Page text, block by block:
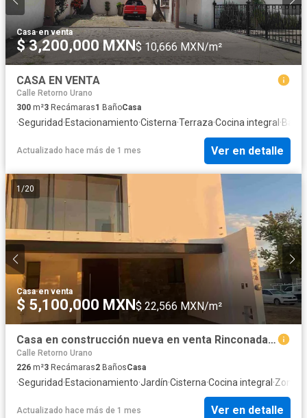
Casa·en venta
$ 3,200,000 MXN$ 10,666 MXN/m²
CASA EN VENTA
Calle Retorno Urano
300 m²3 Recámaras1 BañoCasa
·Seguridad·Estacionamiento·Cisterna·Terraza·Cocina integral ·
Actualizado hace más de 1 mes Ver en detalle
1 /20
Casa·en venta
$ 5,100,000 MXN$ 22,566 MXN/m²
Casa en construcción nueva en venta Rinconada de santa Fe 1, León Gto.
Calle Retorno Urano
226 m²3 Recámaras2 BañosCasa
·Seguridad·Estacionamiento·Jardín·Cisterna·Cocina integral ·Zona
Actualizado hace más de 1 mes Ver en detalle